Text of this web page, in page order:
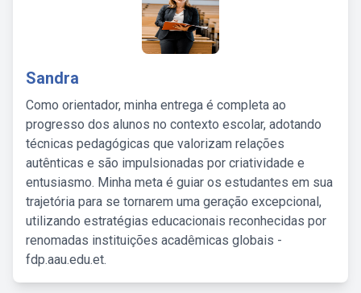
Sandra
Como orientador, minha entrega é completa ao
progresso dos alunos no contexto escolar, adotando
técnicas pedagógicas que valorizam relações
autênticas e são impulsionadas por criatividade e
entusiasmo. Minha meta é guiar os estudantes em sua
trajetória para se tornarem uma geração excepcional,
utilizando estratégias educacionais reconhecidas por
renomadas instituições acadêmicas globais -
fdp.aau.edu.et.